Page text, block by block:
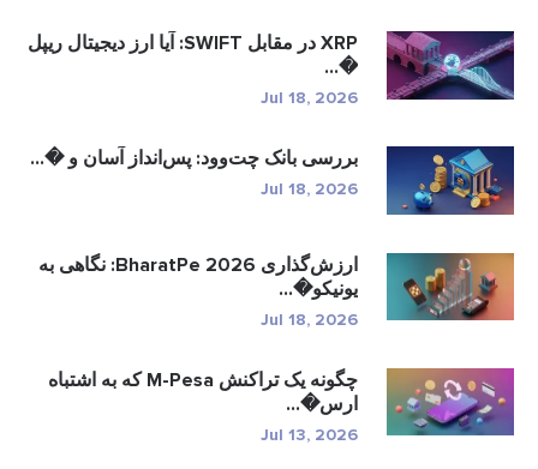
XRP در مقابل SWIFT: آیا ارز دیجیتال ریپل
�...
Jul 18, 2026
بررسی بانک چت‌وود: پس‌انداز آسان و �...
Jul 18, 2026
ارزش‌گذاری BharatPe 2026: نگاهی به
یونیکو�...
Jul 18, 2026
چگونه یک تراکنش M-Pesa که به اشتباه
ارس�...
Jul 13, 2026